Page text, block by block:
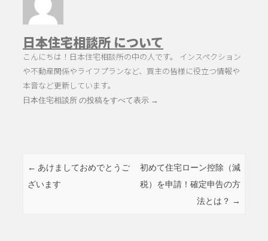
日本住宅相談所 について
こんにちは！日本住宅相談所の中の人です。 インスペクション
や不動産関係やライフプランなど、買主の皆様に役立つ情報や
本音など更新しています。
日本住宅相談所 の投稿をすべて表示 →
投稿ナビゲーション
← あけましておめでとうご
ざいます
初めて住宅ローン控除（減
税）を申請！確定申告の方
法とは？ →